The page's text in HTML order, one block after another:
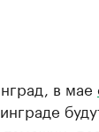
в мае